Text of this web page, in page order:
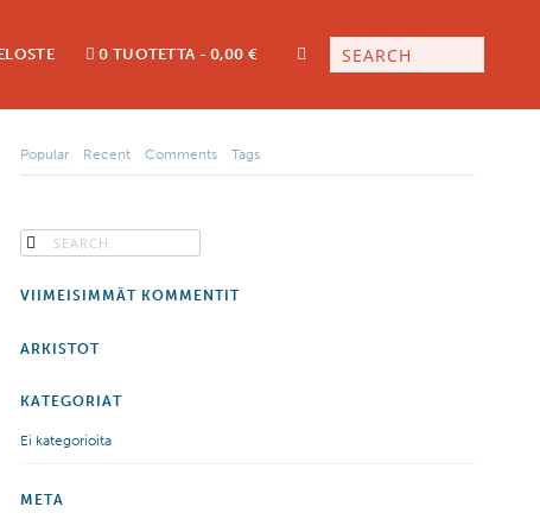
0 TUOTETTA 0,00 €
Popular Recent Comments Tags
VIIMEISIMMÄT KOMMENTIT
ARKISTOT
KATEGORIAT
Ei kategorioita
META